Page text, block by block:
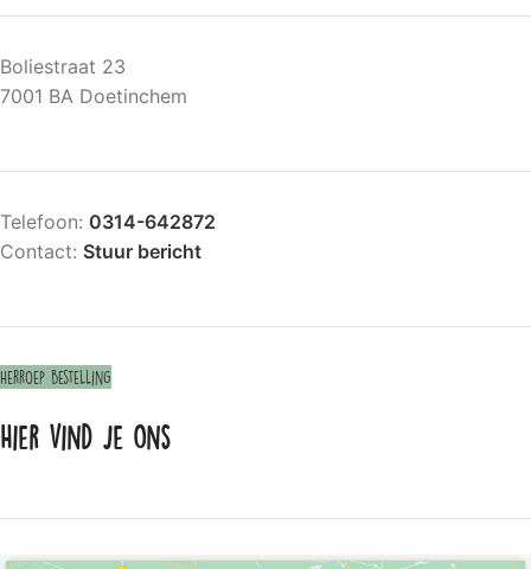
Boliestraat 23
7001 BA Doetinchem
Telefoon: 0314-642872
Contact: Stuur bericht
Herroep bestelling
Hier vind je ons